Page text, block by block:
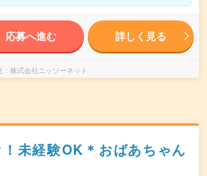
応募へ進む 詳しく見る
株式会社ニッソーネット
未経験OK＊おばあちゃん